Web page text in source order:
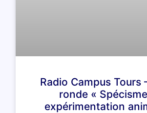
Radio Campus Tours
ronde «
expérimentation